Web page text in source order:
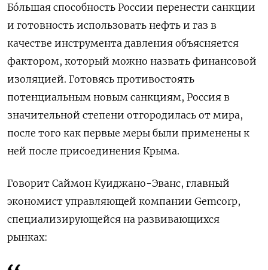
Бóльшая способность России перенести санкции
и готовность использовать нефть и газ в
качестве инструмента давления объясняется
фактором, который можно назвать финансовой
изоляцией. Готовясь противостоять
потенциальным новым санкциям, Россия в
значительной степени отгородилась от мира,
после того как первые меры были применены к
ней после присоединения Крыма.
Говорит Саймон Куиджано-Эванс, главный
экономист управляющей компании Gemcorp,
специализирующейся на развивающихся
рынках: